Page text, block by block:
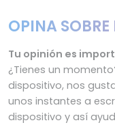
OPINA SOBRE
Tu opinión es
¿Tienes un
dispositivo, nos
unos instantes a
dispositivo y así